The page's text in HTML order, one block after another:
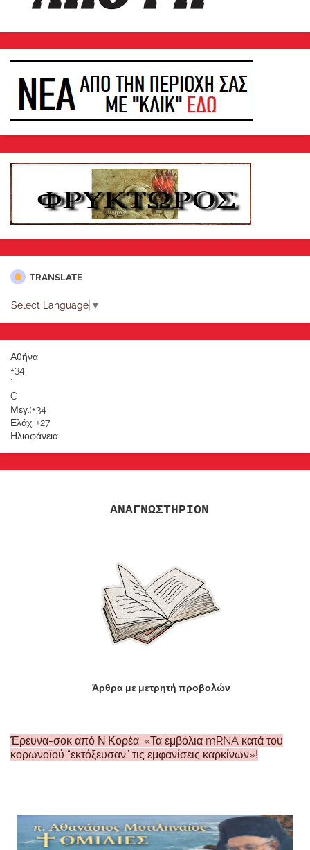
TRANSLATE
Select Language ▼
Αθήνα
+34
°
C
Μεγ.:+34
Ελάχ.:+27
Ηλιοφάνεια
ΑΝΑΓΝΩΣΤΗΡΙΟΝ
Άρθρα με μετρητή προβολών
Έρευνα-σοκ από Ν.Κορέα: «Τα εμβόλια mRNA κατά του
κορωνοϊού “εκτόξευσαν” τις εμφανίσεις καρκίνων»!